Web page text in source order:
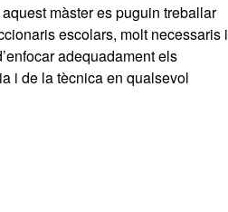
màster es puguin treballar
escolars, molt necessaris i
adequadament els
i de la tècnica en qualsevol